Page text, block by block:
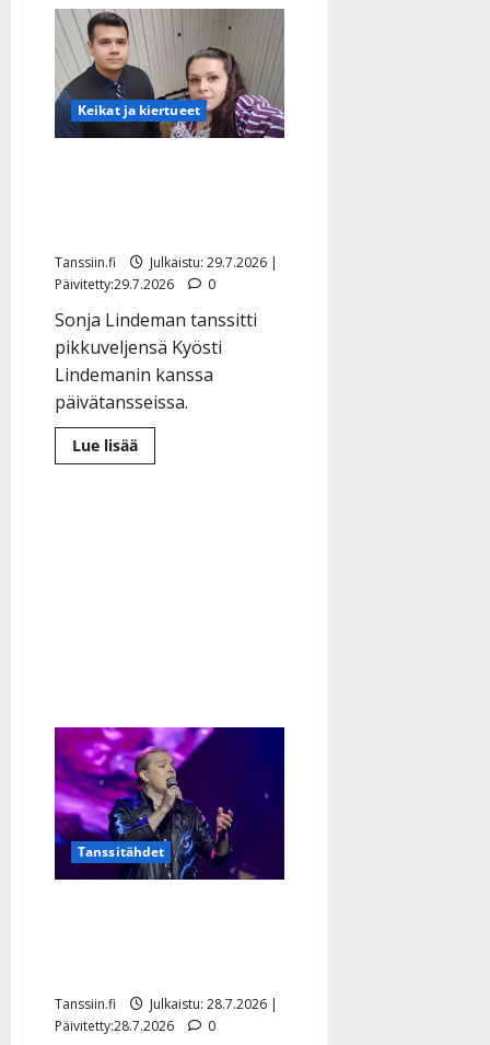
Seura:
tangokuningatar
Johanna
Pakonen
auttaa
yksinäisiä
vanhuksia
Keikat ja kiertueet
Tanssiin.fi
Julkaistu: 29.7.2026 |
Päivitetty:29.7.2026
0
Sonja Lindeman tanssitti
pikkuveljensä Kyösti
Lindemanin kanssa
päivätansseissa.
Lue lisääLue
lisää
Tanssitähdet
Tanssiin.fi
Julkaistu: 28.7.2026 |
Päivitetty:28.7.2026
0